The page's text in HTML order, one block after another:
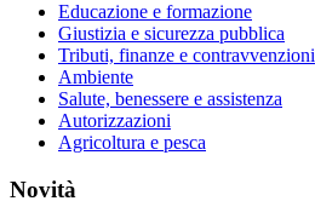
Educazione e formazione
Giustizia e sicurezza pubblica
Tributi, finanze e contravvenzioni
Ambiente
Salute, benessere e assistenza
Autorizzazioni
Agricoltura e pesca
Novità